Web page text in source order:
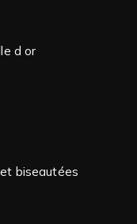
d or
biseautées